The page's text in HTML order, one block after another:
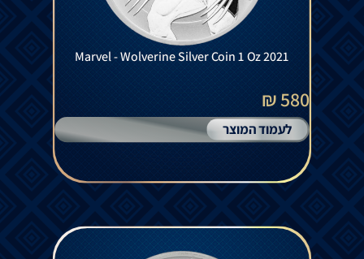
Marvel - Wolverine Silver Coin 1 Oz 2021
580 ₪
לעמוד המוצר